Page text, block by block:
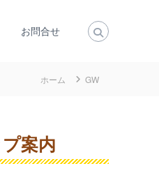
お問合せ
ホーム GW
案内